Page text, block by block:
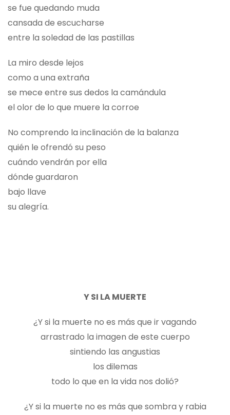
se fue quedando muda
cansada de escucharse
entre la soledad de las pastillas
La miro desde lejos
como a una extraña
se mece entre sus dedos la camándula
el olor de lo que muere la corroe
No comprendo la inclinación de la balanza
quién le ofrendó su peso
cuándo vendrán por ella
dónde guardaron
bajo llave
su alegría.
Y SI LA MUERTE
¿Y si la muerte no es más que ir vagando
arrastrado la imagen de este cuerpo
sintiendo las angustias
los dilemas
todo lo que en la vida nos dolió?
¿Y si la muerte no es más que sombra y rabia